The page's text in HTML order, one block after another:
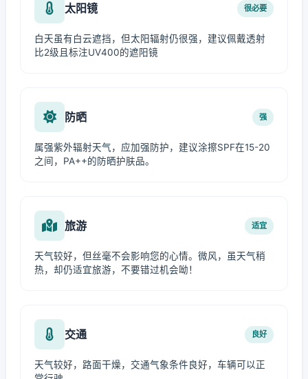
太阳镜 很必要
白天虽有白云遮挡，但太阳辐射仍很强，建议佩戴透射
比2级且标注UV400的遮阳镜
防晒 强
属强紫外辐射天气，应加强防护，建议涂擦SPF在15-20
之间，PA++的防晒护肤品。
旅游 适宜
天气较好，但丝毫不会影响您的心情。微风，虽天气稍
热，却仍适宜旅游，不要错过机会呦！
交通 良好
天气较好，路面干燥，交通气象条件良好，车辆可以正